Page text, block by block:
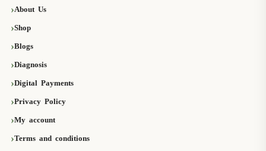
About Us
Shop
Blogs
Diagnosis
Digital Payments
Privacy Policy
My account
Terms and conditions